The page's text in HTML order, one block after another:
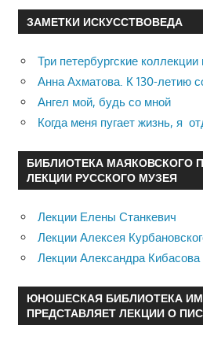
ЗАМЕТКИ ИСКУССТВОВЕДА
Три петербургские
Анна Ахматова. К 130-летию
Ангел мой, будь со мной
Когда меня пугает жизнь, я
БИБЛИОТЕКА МАЯКОВСКОГО
ЛЕКЦИИ РУССКОГО МУЗЕЯ
Лекции Елены Станкевич
Лекции Алексея
Лекции Александра Кибасова
ЮНОШЕСКАЯ БИБЛИОТЕКА ИМ.
ПРЕДСТАВЛЯЕТ ЛЕКЦИИ О